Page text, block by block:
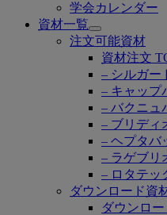
学会カレンダー
資材一覧
Open
submenu
注文可能資材
資材注文
– シルガ
– キャップ
– バクニュ
– ブリディ
– ヘプタ
– ラゲブリ
– ロタテッ
ダウンロード資
ダウンロ